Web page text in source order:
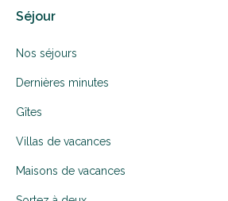
Séjour
Nos séjours
Dernières minutes
Gîtes
Villas de vacances
Maisons de vacances